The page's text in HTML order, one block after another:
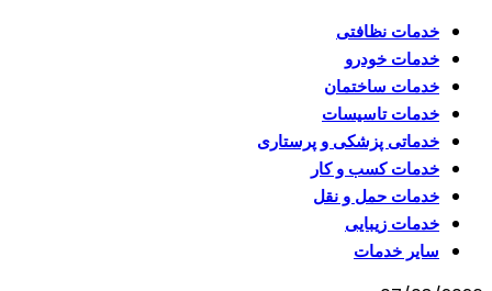
خدمات نظافتی
خدمات خودرو
خدمات ساختمان
خدمات تاسیسات
خدماتی پزشکی و پرستاری
خدمات کسب و کار
خدمات حمل و نقل
خدمات زیبایی
سایر خدمات